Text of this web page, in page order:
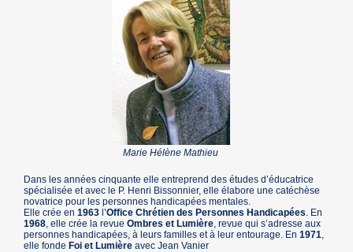
Marie Hélène Mathieu
Dans les années cinquante elle entreprend des études d’éducatrice
spécialisée et avec le P. Henri Bissonnier, elle élabore une catéchèse
novatrice pour les personnes handicapées mentales.
Elle crée en1963l’Office Chrétien des Personnes Handicapées . En
1968 , elle crée la revueOmbres et Lumière , revue qui s’adresse aux
personnes handicapées, à leurs familles et à leur entourage. En1971
elle fondeFoi et Lumière avec Jean Vanier